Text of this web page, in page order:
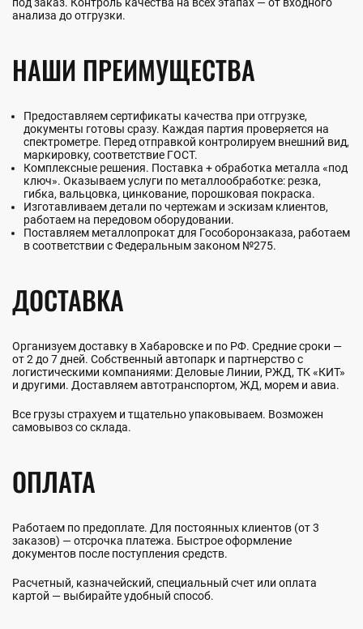
анализа до отгрузки.
НАШИ ПРЕИМУЩЕСТВА
Предоставляем сертификаты качества при отгрузке,
документы готовы сразу. Каждая партия проверяется на
спектрометре. Перед отправкой контролируем внешний вид,
маркировку, соответствие ГОСТ.
Комплексные решения. Поставка + обработка металла «под
ключ». Оказываем услуги по металлообработке: резка,
гибка, вальцовка, цинкование, порошковая покраска.
Изготавливаем детали по чертежам и эскизам клиентов,
работаем на передовом оборудовании.
Поставляем металлопрокат для Гособоронзаказа, работаем
в соответствии с Федеральным законом №275.
ДОСТАВКА
Организуем доставку в Хабаровске и по РФ. Средние сроки —
от 2 до 7 дней. Собственный автопарк и партнерство с
логистическими компаниями: Деловые Линии, РЖД, ТК «КИТ»
и другими. Доставляем автотранспортом, ЖД, морем и авиа.
Все грузы страхуем и тщательно упаковываем. Возможен
самовывоз со склада.
ОПЛАТА
Работаем по предоплате. Для постоянных клиентов (от 3
заказов) — отсрочка платежа. Быстрое оформление
документов после поступления средств.
Расчетный, казначейский, специальный счет или оплата
картой — выбирайте удобный способ.